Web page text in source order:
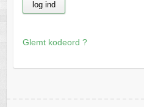
Glemt kodeord ?